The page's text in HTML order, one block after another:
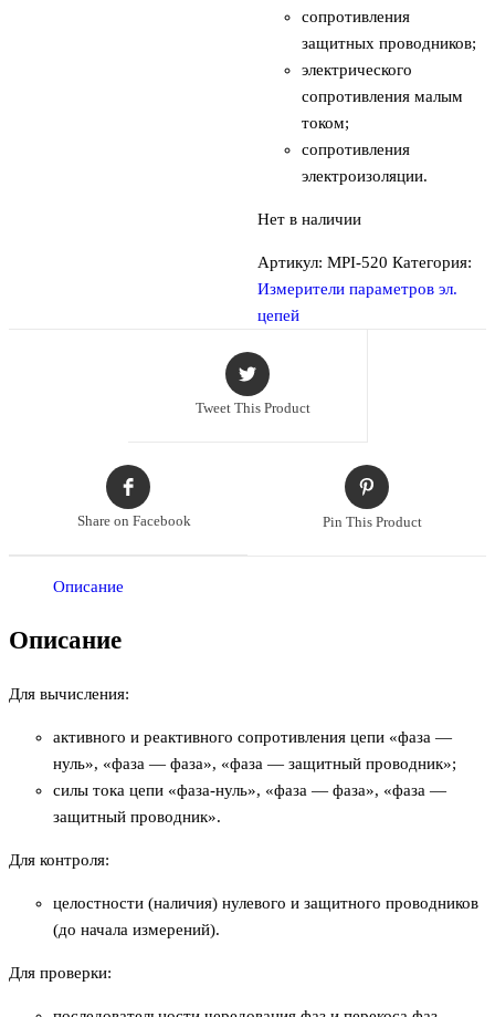
сопротивления
защитных проводников;
электрического
сопротивления малым
током;
сопротивления
электроизоляции.
Нет в наличии
Артикул: MPI-520 Категория:
Измерители параметров эл.
цепей
Tweet This Product
Share on Facebook Pin This Product
Описание
Описание
Для вычисления:
активного и реактивного сопротивления цепи «фаза —
нуль», «фаза — фаза», «фаза — защитный проводник»;
силы тока цепи «фаза-нуль», «фаза — фаза», «фаза —
защитный проводник».
Для контроля:
целостности (наличия) нулевого и защитного проводников
(до начала измерений).
Для проверки: